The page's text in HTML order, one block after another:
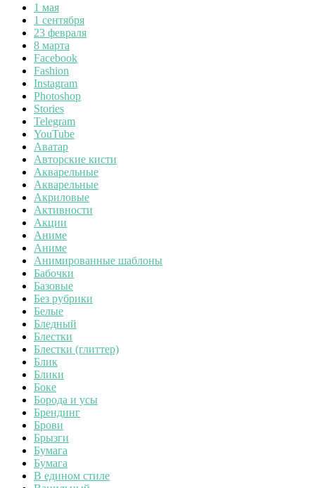
1 мая
1 сентября
23 февраля
8 марта
Facebook
Fashion
Instagram
Photoshop
Stories
Telegram
YouTube
Аватар
Авторские кисти
Акварельные
Акварельные
Акриловые
Активности
Акции
Аниме
Аниме
Анимированные шаблоны
Бабочки
Базовые
Без рубрики
Белые
Бледный
Блестки
Блестки (глиттер)
Блик
Блики
Боке
Борода и усы
Брендинг
Брови
Брызги
Бумага
Бумага
В едином стиле